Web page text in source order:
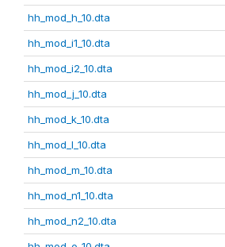
hh_mod_h_10.dta
hh_mod_i1_10.dta
hh_mod_i2_10.dta
hh_mod_j_10.dta
hh_mod_k_10.dta
hh_mod_l_10.dta
hh_mod_m_10.dta
hh_mod_n1_10.dta
hh_mod_n2_10.dta